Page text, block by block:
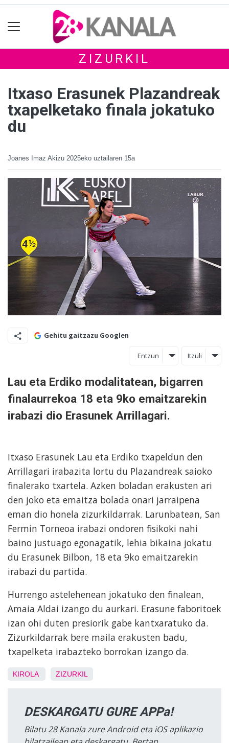
ZIZURKIL
Itxaso Erasunek Plazandreak
txapelketako finala jokatuko
du
Joanes Imaz Akizu 2025eko uztailaren 15a
Gehitu gaitzazu Googlen
Entzun Itzuli
Lau eta Erdiko modalitatean, bigarren
finalaurrekoa 18 eta 9ko emaitzarekin
irabazi dio Erasunek Arrillagari.
Itxaso Erasunek Lau eta Erdiko txapeldun den
Arrillagari irabazita lortu du Plazandreak saioko
finalerako txartela. Azken boladan erakusten ari
den joko eta emaitza bolada onari jarraipena
eman dio honela zizurkildarrak. Larunbatean, San
Fermin Torneoa irabazi ondoren fisikoki nahi
baino justuago egonagatik, lehia bikaina jokatu
du Erasunek Bilbon, 18 eta 9ko emaitzarekin
irabazi du partida.
Hurrengo astelehenean jokatuko den finalean,
Amaia Aldai izango du aurkari. Erasune faboritoek
izan ohi duten presiorik gabe kantxaratuko da.
Zizurkildarrak bere maila erakusten badu,
txapelketa irabazteko borrokan izango da.
KIROLA ZIZURKIL
DESKARGATU GURE APPa!
Bilatu 28 Kanala zure Android eta iOS aplikazio